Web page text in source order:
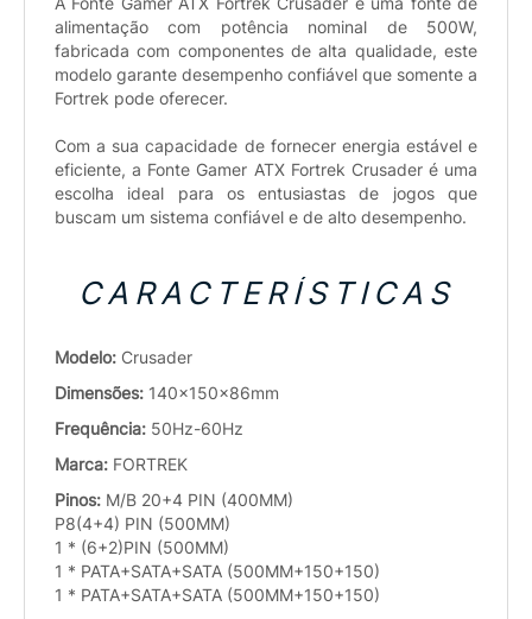
alimentação com potência nominal de 500W,
fabricada com componentes de alta qualidade, este
modelo garante desempenho confiável que somente a
Fortrek pode oferecer.
Com a sua capacidade de fornecer energia estável e
eficiente, a Fonte Gamer ATX Fortrek Crusader é uma
escolha ideal para os entusiastas de jogos que
buscam um sistema confiável e de alto desempenho.
CARACTERÍSTICAS
Modelo: Crusader
Dimensões: 140x150x86mm
Frequência: 50Hz-60Hz
Marca: FORTREK
Pinos: M/B 20+4 PIN (400MM)
P8(4+4) PIN (500MM)
1 * (6+2)PIN (500MM)
1 * PATA+SATA+SATA (500MM+150+150)
1 * PATA+SATA+SATA (500MM+150+150)